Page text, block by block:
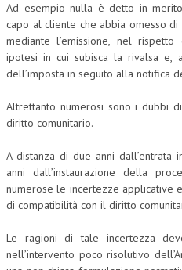
Ad esempio nulla è detto in
capo al cliente che abbia omesso
mediante l’emissione, nel
ipotesi in cui subisca la rivalsa e,
dell’imposta in seguito alla notifica
Altrettanto numerosi sono i dubbi
diritto comunitario.
A distanza di due anni
anni dall’instaurazione della
numerose le incertezze applicative
di compatibilità con il diritto
Le ragioni di tale incertezza
nell’intervento poco risolutivo